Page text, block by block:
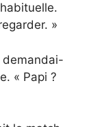
»
demandai-
« Papi ?